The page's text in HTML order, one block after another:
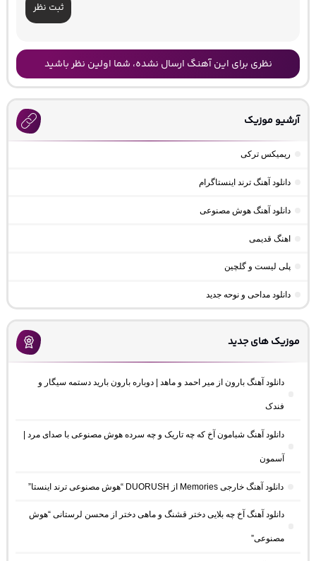
ثبت نظر
نظری برای این آهنگ ارسال نشده، شما اولین نظر باشید
آرشیو موزیک
ریمیکس ترکی
دانلود آهنگ ترند اینستاگرام
دانلود آهنگ هوش مصنوعی
اهنگ قدیمی
پلی لیست و گلچین
دانلود مداحی و نوحه جدید
موزیک های جدید
دانلود آهنگ بارون از میر احمد و ماهد | دوباره بارون بارید دستمه سیگار و
فندک
دانلود آهنگ شبامون آخ که چه تاریک و چه سرده هوش مصنوعی با صدای مرد |
آسمون
دانلود آهنگ خارجی Memories از DUORUSH “هوش مصنوعی ترند اینستا”
دانلود آهنگ آخ چه بلایی دختر قشنگ و ماهی دختر از محسن لرستانی “هوش
مصنوعی”